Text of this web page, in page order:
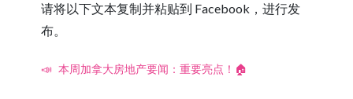
请将以下文本复制并粘贴到 Facebook，进行发
布。
📣 本周加拿大房地产要闻：重要亮点！🏠